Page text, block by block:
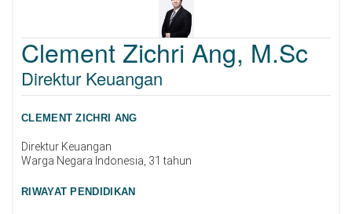
Clement Zichri Ang, M.Sc
Direktur Keuangan
CLEMENT ZICHRI ANG
Direktur Keuangan
Warga Negara Indonesia, 31 tahun
RIWAYAT PENDIDIKAN